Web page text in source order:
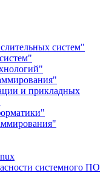
систем"
и прикладных
системного ПО